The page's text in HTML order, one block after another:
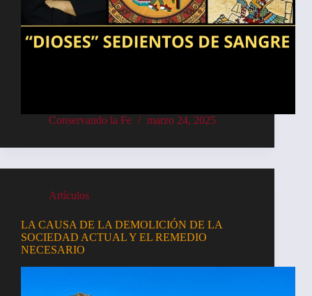
Conservando la Fe marzo 24, 2025
Artículos
LA CAUSA DE LA DEMOLICIÓN DE LA
SOCIEDAD ACTUAL Y EL REMEDIO
NECESARIO